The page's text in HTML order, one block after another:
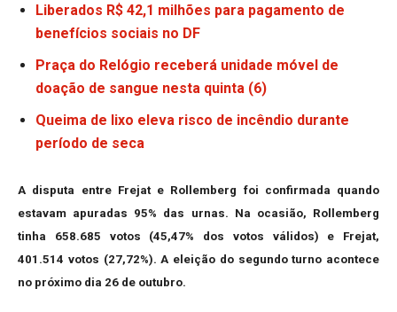
Liberados R$ 42,1 milhões para pagamento de
benefícios sociais no DF
Praça do Relógio receberá unidade móvel de
doação de sangue nesta quinta (6)
Queima de lixo eleva risco de incêndio durante
período de seca
A disputa entre Frejat e Rollemberg foi confirmada quando
estavam apuradas 95% das urnas. Na ocasião, Rollemberg
tinha 658.685 votos (45,47% dos votos válidos) e Frejat,
401.514 votos (27,72%). A eleição do segundo turno acontece
no próximo dia 26 de outubro.